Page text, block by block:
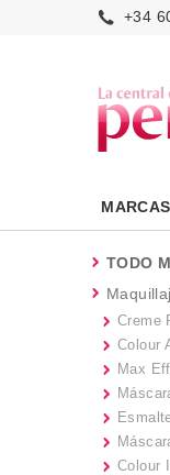
+34
MARCAS
TODO
Creme
Colour
Max
Colour